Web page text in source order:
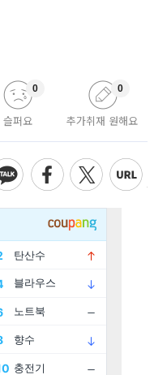
슬퍼요
0
추가취재 원해요
0